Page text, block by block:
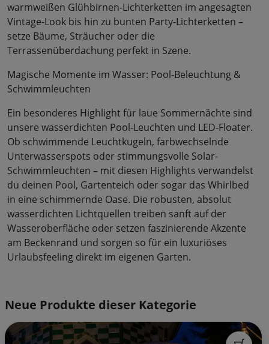
warmweißen Glühbirnen-Lichterketten im angesagten
Vintage-Look bis hin zu bunten Party-Lichterketten –
setze Bäume, Sträucher oder die
Terrassenüberdachung perfekt in Szene.
Magische Momente im Wasser: Pool-Beleuchtung &
Schwimmleuchten
Ein besonderes Highlight für laue Sommernächte sind
unsere wasserdichten Pool-Leuchten und LED-Floater.
Ob schwimmende Leuchtkugeln, farbwechselnde
Unterwasserspots oder stimmungsvolle Solar-
Schwimmleuchten – mit diesen Highlights verwandelst
du deinen Pool, Gartenteich oder sogar das Whirlbed
in eine schimmernde Oase. Die robusten, absolut
wasserdichten Lichtquellen treiben sanft auf der
Wasseroberfläche oder setzen faszinierende Akzente
am Beckenrand und sorgen so für ein luxuriöses
Urlaubsfeeling direkt im eigenen Garten.
Neue Produkte dieser Kategorie